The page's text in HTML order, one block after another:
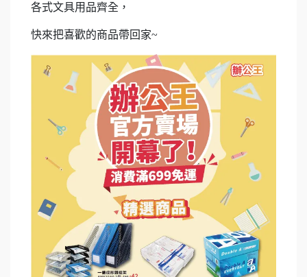
各式文具用品齊全，
快來把喜歡的商品帶回家~